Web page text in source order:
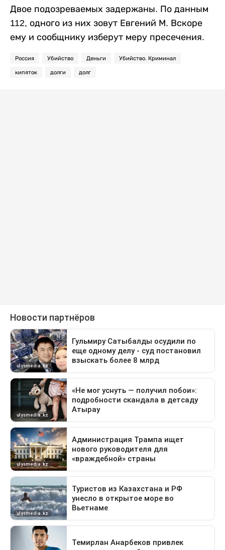
Двое подозреваемых задержаны. По данным
112, одного из них зовут Евгений М. Вскоре
ему и сообщнику изберут меру пресечения.
Россия Убийство Деньги Убийство. Криминал
кипяток долги долг